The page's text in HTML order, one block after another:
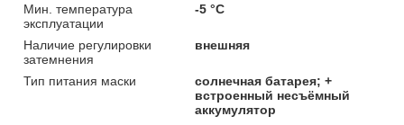
Мин. температура
эксплуатации
-5 °C
Наличие регулировки
затемнения
внешняя
Тип питания маски
солнечная батарея; +
встроенный несъёмный
аккумулятор